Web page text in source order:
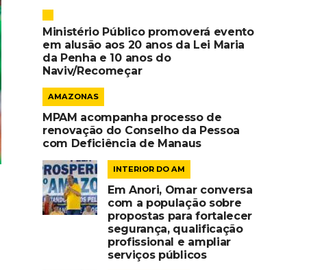
Ministério Público promoverá evento
em alusão aos 20 anos da Lei Maria
da Penha e 10 anos do
Naviv/Recomeçar
AMAZONAS
MPAM acompanha processo de
renovação do Conselho da Pessoa
com Deficiência de Manaus
INTERIOR DO AM
Em Anori, Omar conversa
com a população sobre
propostas para fortalecer
segurança, qualificação
profissional e ampliar
serviços públicos